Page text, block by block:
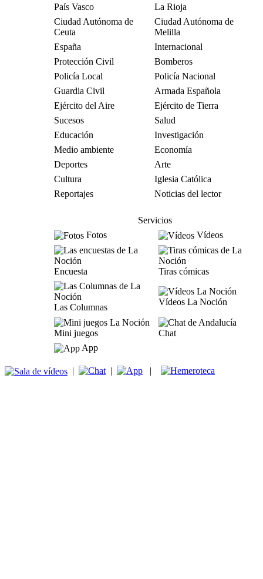
País Vasco
La Rioja
Ciudad Autónoma de
Ceuta
Ciudad Autónoma de
Melilla
España
Internacional
Protección Civil
Bomberos
Policía Local
Policía Nacional
Guardia Civil
Armada Española
Ejército del Aire
Ejército de Tierra
Sucesos
Salud
Educación
Investigación
Medio ambiente
Economía
Deportes
Arte
Cultura
Iglesia Católica
Reportajes
Noticias del lector
Servicios
Fotos
Vídeos
Encuesta Tiras cómicas
Las Columnas
Vídeos La Noción
Mini juegos
Chat
App
| | |